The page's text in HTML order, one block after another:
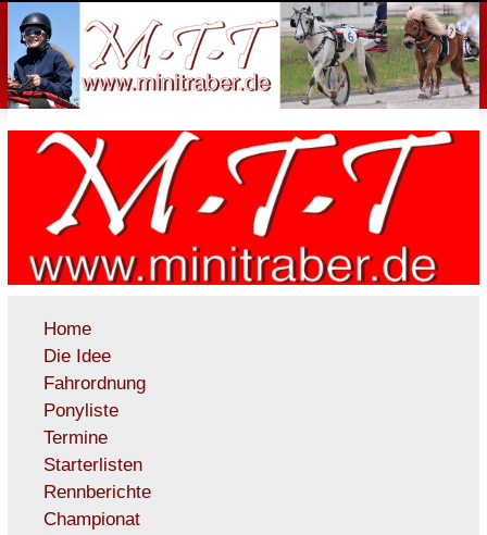
Home
Die Idee
Fahrordnung
Ponyliste
Termine
Starterlisten
Rennberichte
Championat